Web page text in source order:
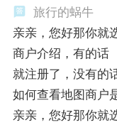
旅行的蜗牛
亲亲，您好那你就
商户介绍，有的话
就注册了，没有的
如何查看地图商户
亲亲，您好那你就